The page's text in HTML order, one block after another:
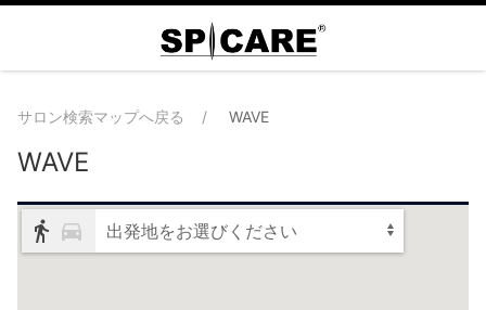
サロン検索マップへ戻る WAVE
WAVE
出発地をお選びください